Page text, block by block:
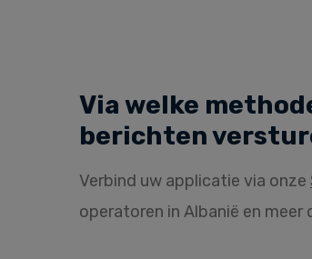
Via welke
berichten
Verbind uw applicatie via onze
operatoren in Albanië en